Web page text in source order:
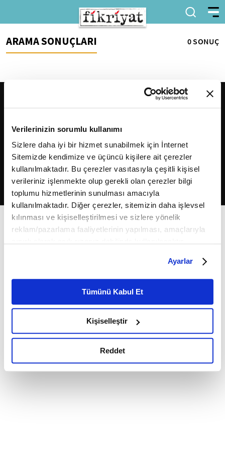
Verilerinizin sorumlu kullanımı
Sizlere daha iyi bir hizmet sunabilmek için İnternet
Sitemizde kendimize ve üçüncü kişilere ait çerezler
kullanılmaktadır. Bu çerezler vasıtasıyla çeşitli kişisel
verileriniz işlenmekte olup gerekli olan çerezler bilgi
toplumu hizmetlerinin sunulması amacıyla
kullanılmaktadır. Diğer çerezler, sitemizin daha işlevsel
kılınması ve kişiselleştirilmesi ve sizlere yönelik
reklam/pazarlama faaliyetlerinin yapılması, amaçlarıyla
belirleyebilirsiniz. Çerezlere ilişkin detaylı bilgi için
Ayarlar butonuna tıklayabilir,Çerez Bilgilendirme
Metnimizi ziyaret edebilirsiniz.
6698 sayılı Kişisel Verilerin Korunması Kanunu uyarınca
okumak ve sitemizi ziyaretiniz kapsamında
gerçekleştirilen veri işleme faaliyetleri ile ilgili daha
detaylı bilgi almak için lütfentıklayınız.
Ayarlar
Tümünü Kabul Et
Kişiselleştir
Reddet
ARAMA SONUÇLARI 0 SONUÇ
2026Fikriyat. Tüm hakları saklıdır.